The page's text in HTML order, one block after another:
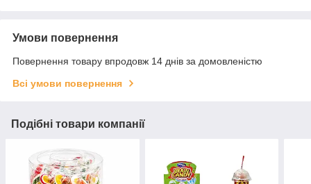
Умови повернення
Повернення товару впродовж 14 днів за домовленістю
Всі умови повернення
Подібні товари компанії